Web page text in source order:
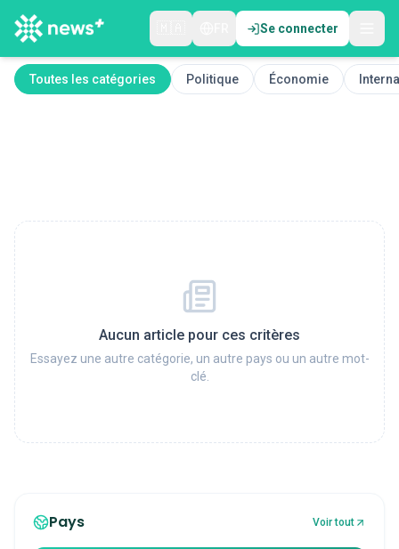
Se connecter
Toutes les catégories Politique Économie
Aucun article pour ces critères
Essayez une autre catégorie, un autre pays ou un autre mot-
clé.
Pays Voir tout